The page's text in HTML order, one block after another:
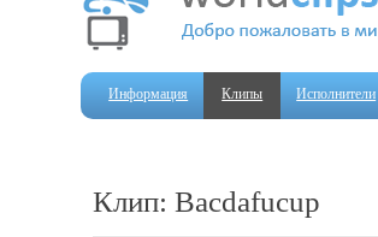
Информация Клипы Исполнители
Клип: Bacdafucup